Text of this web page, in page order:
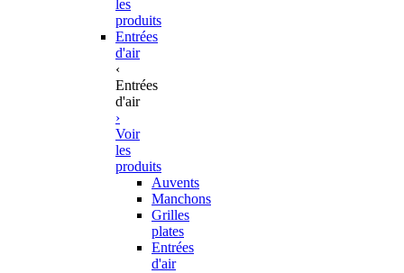
les
produits
Entrées
d'air
‹
Entrées
d'air
›
Voir
les
produits
Auvents
Manchons
Grilles
plates
Entrées
d'air